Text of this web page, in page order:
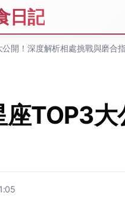
日記
開！深度解析相處挑戰與磨合
TOP3